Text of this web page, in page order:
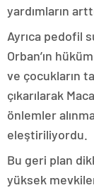
yardımların
Ayrıca pedofil
Orban’ın
ve çocukların
çıkarılarak
önlemler
eleştiriliyordu.
Bu geri plan
yüksek